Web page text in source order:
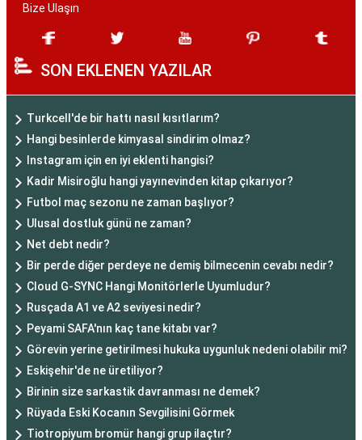
Bize Ulaşın
SON EKLENEN YAZILAR
Turkcell'de bir hattı nasıl kısıtlarım?
Hangi besinlerde kimyasal sindirim olmaz?
Instagram için en iyi eklenti hangisi?
Kadir Misiroğlu hangi yayınevinden kitap çıkarıyor?
Futbol maç sezonu ne zaman başlıyor?
Ulusal dostluk günü ne zaman?
Net debt nedir?
Bir perde diğer perdeye ne demiş bilmecenin cevabı nedir?
Cloud G-SYNC Hangi Monitörlerle Uyumludur?
Rusçada A1 ve A2 seviyesi nedir?
Peyami SAFA'nın kaç tane kitabı var?
Görevin yerine getirilmesi hukuka uygunluk nedeni olabilir mi?
Eskişehir'de ne üretiliyor?
Birinin size sarkastik davranması ne demek?
Rüyada Eski Kocanın Sevgilisini Görmek
Tiotropiyum bromür hangi grup ilaçtır?